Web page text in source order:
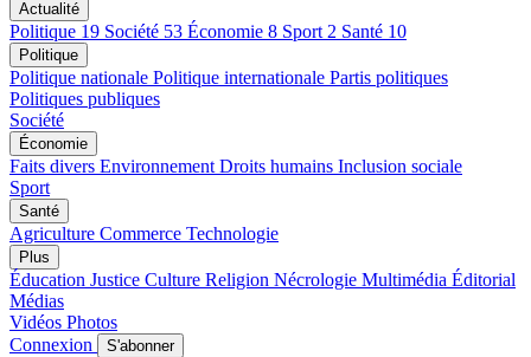
Actualité
Politique 19 Société 53 Économie 8 Sport 2 Santé 10
Politique
Politique nationale Politique internationale Partis politiques
Politiques publiques
Société
Économie
Faits divers Environnement Droits humains Inclusion sociale
Sport
Santé
Agriculture Commerce Technologie
Plus
Éducation Justice Culture Religion Nécrologie Multimédia Éditorial
Médias
Vidéos Photos
Connexion
S'abonner